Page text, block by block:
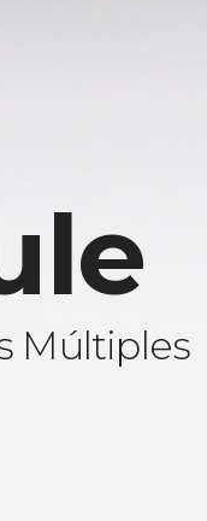
Múltiples